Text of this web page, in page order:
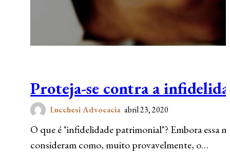
Proteja-se contra a
Lucchesi Advocacia abril 23, 2020
O que é "infidelidade patrimonial"? Embora essa
consideram como, muito provavelmente, o…